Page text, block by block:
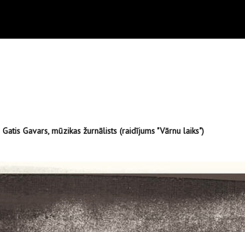
Gatis Gavars, mūzikas žurnālists (raidījums "Vārnu laiks")